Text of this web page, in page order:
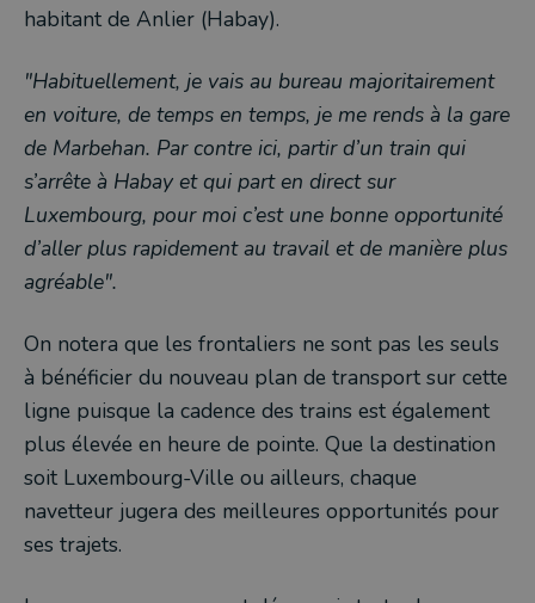
habitant de Anlier (Habay).
"Habituellement, je vais au bureau majoritairement
en voiture, de temps en temps, je me rends à la gare
de Marbehan. Par contre ici, partir d’un train qui
s’arrête à Habay et qui part en direct sur
Luxembourg, pour moi c’est une bonne opportunité
d’aller plus rapidement au travail et de manière plus
agréable".
On notera que les frontaliers ne sont pas les seuls
à bénéficier du nouveau plan de transport sur cette
ligne puisque la cadence des trains est également
plus élevée en heure de pointe. Que la destination
soit Luxembourg-Ville ou ailleurs, chaque
navetteur jugera des meilleures opportunités pour
ses trajets.